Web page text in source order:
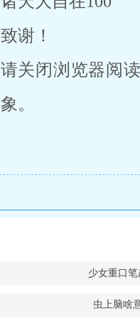
致谢！
请关闭浏览器阅
象。
少女重口笔
虫上脑啥